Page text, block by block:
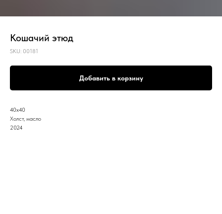
Кошачий этюд
SKU: 00181
Добавить в корзину
40х40
Холст, масло
2024